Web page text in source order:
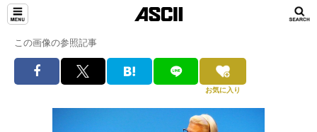
この画像の参照記事
お気に入り